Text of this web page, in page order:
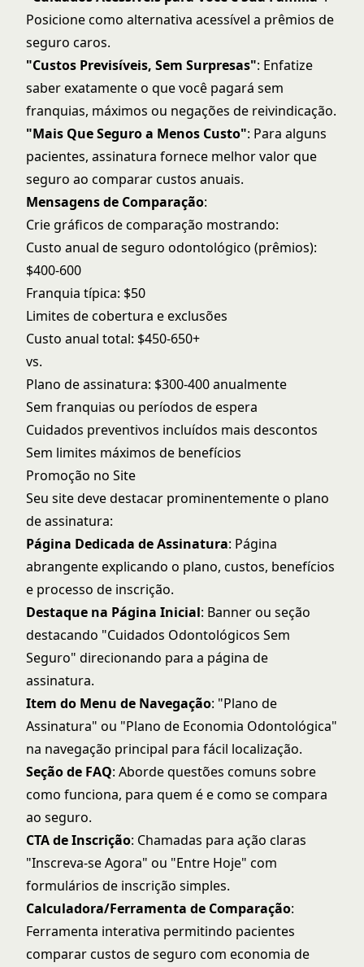
Posicione como alternativa acessível a prêmios de
seguro caros.
"Custos Previsíveis, Sem Surpresas": Enfatize
saber exatamente o que você pagará sem
franquias, máximos ou negações de reivindicação.
"Mais Que Seguro a Menos Custo": Para alguns
pacientes, assinatura fornece melhor valor que
seguro ao comparar custos anuais.
Mensagens de Comparação:
Crie gráficos de comparação mostrando:
Custo anual de seguro odontológico (prêmios):
$400-600
Franquia típica: $50
Limites de cobertura e exclusões
Custo anual total: $450-650+
vs.
Plano de assinatura: $300-400 anualmente
Sem franquias ou períodos de espera
Cuidados preventivos incluídos mais descontos
Sem limites máximos de benefícios
Promoção no Site
Seu site deve destacar prominentemente o plano
de assinatura:
Página Dedicada de Assinatura: Página
abrangente explicando o plano, custos, benefícios
e processo de inscrição.
Destaque na Página Inicial: Banner ou seção
destacando "Cuidados Odontológicos Sem
Seguro" direcionando para a página de
assinatura.
Item do Menu de Navegação: "Plano de
Assinatura" ou "Plano de Economia Odontológica"
na navegação principal para fácil localização.
Seção de FAQ: Aborde questões comuns sobre
como funciona, para quem é e como se compara
ao seguro.
CTA de Inscrição: Chamadas para ação claras
"Inscreva-se Agora" ou "Entre Hoje" com
formulários de inscrição simples.
Calculadora/Ferramenta de Comparação:
Ferramenta interativa permitindo pacientes
comparar custos de seguro com economia de